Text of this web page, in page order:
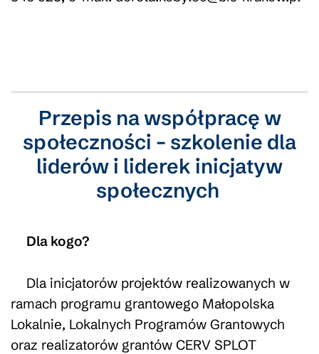
Przepis na współpracę w
społeczności – szkolenie dla
liderów i liderek inicjatyw
społecznych
Dla kogo?
Dla inicjatorów projektów realizowanych w
ramach programu grantowego Małopolska
Lokalnie, Lokalnych Programów Grantowych
oraz realizatorów grantów CERV SPLOT